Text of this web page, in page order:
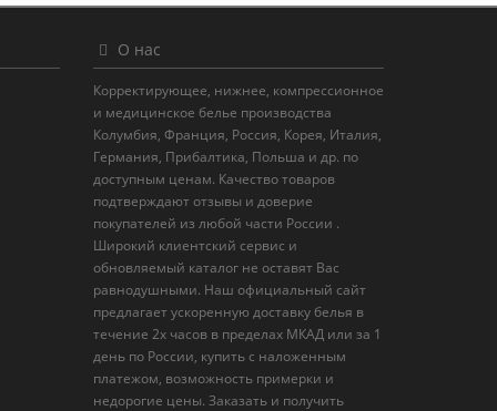
О нас
Корректирующее, нижнее, компрессионное
и медицинское белье производства
Колумбия, Франция, Россия, Корея, Италия,
Германия, Прибалтика, Польша и др. по
доступным ценам. Качество товаров
подтверждают отзывы и доверие
покупателей из любой части России .
Широкий клиентский сервис и
обновляемый каталог не оставят Вас
равнодушными. Наш официальный сайт
предлагает ускоренную доставку белья в
течение 2х часов в пределах МКАД или за 1
день по России, купить с наложенным
платежом, возможность примерки и
недорогие цены. Заказать и получить